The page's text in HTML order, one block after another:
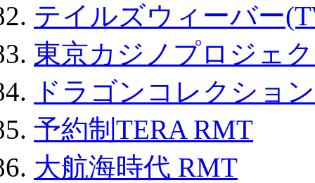
テイルズウィーバー
東京カジノプロジェ
ドラゴンコレクショ
予約制TERA RMT
大航海時代 RMT